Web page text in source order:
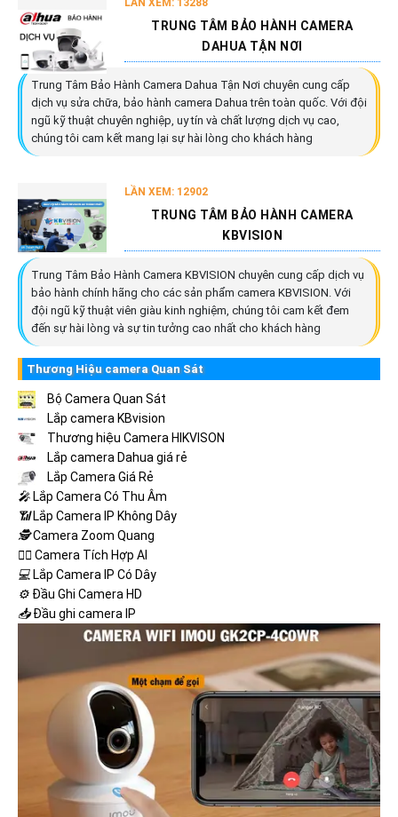
TRUNG TÂM BẢO HÀNH CAMERA
DAHUA TẬN NƠI
Trung Tâm Bảo Hành Camera Dahua Tận Nơi chuyên cung cấp
dịch vụ sửa chữa, bảo hành camera Dahua trên toàn quốc. Với đội
ngũ kỹ thuật chuyên nghiệp, uy tín và chất lượng dịch vụ cao,
chúng tôi cam kết mang lại sự hài lòng cho khách hàng
LẦN XEM: 12902
TRUNG TÂM BẢO HÀNH CAMERA
KBVISION
Trung Tâm Bảo Hành Camera KBVISION chuyên cung cấp dịch vụ
bảo hành chính hãng cho các sản phẩm camera KBVISION. Với
đội ngũ kỹ thuật viên giàu kinh nghiệm, chúng tôi cam kết đem
đến sự hài lòng và sự tin tưởng cao nhất cho khách hàng
Thương Hiệu camera Quan Sát
Bộ Camera Quan Sát
Lắp camera KBvision
Thương hiệu Camera HIKVISON
Lắp camera Dahua giá rẻ
Lắp Camera Giá Rẻ
️🎤️ Lắp Camera Có Thu Âm
📶Lắp Camera IP Không Dây
🕵️Camera Zoom Quang
🧛‍♀️ Camera Tích Hợp AI
💻Lắp Camera IP Có Dây
⚙️Đầu Ghi Camera HD
📥Đầu ghi camera IP